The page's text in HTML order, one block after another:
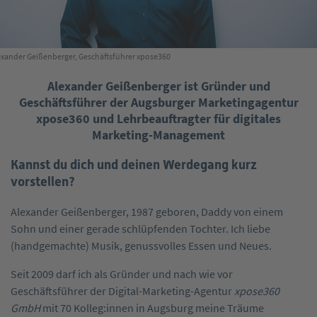
Geißenberger, Geschäftsführer xpose360
Alexander Geißenberger ist Gründer und
Geschäftsführer der Augsburger Marketingagentur
xpose360 und Lehrbeauftragter für digitales
Marketing-Management
Kannst du dich und deinen Werdegang kurz
vorstellen?
Alexander Geißenberger, 1987 geboren, Daddy von einem
Sohn und einer gerade schlüpfenden Tochter. Ich liebe
(handgemachte) Musik, genussvolles Essen und Neues.
Seit 2009 darf ich als Gründer und nach wie vor
Geschäftsführer der Digital-Marketing-Agenturxpose360
GmbHmit 70 Kolleg:innen in Augsburg meine Träume